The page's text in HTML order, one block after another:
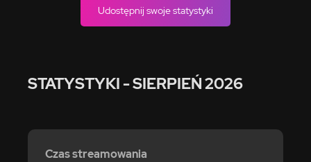
Udostępnij swoje statystyki
STATYSTYKI - SIERPIEŃ 2026
Czas streamowania